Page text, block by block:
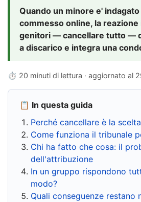
Quando un minore e'
commesso online, la
genitori — cancellare tutto —
a discarico e integra una
⏱ 20 minuti di lettura · aggiornato al
📋 In questa guida
Perché cancellare è la
Come funziona il tribunale
Chi ha fatto che cosa: il
dell'attribuzione
In un gruppo rispondono
modo?
Quali conseguenze restano